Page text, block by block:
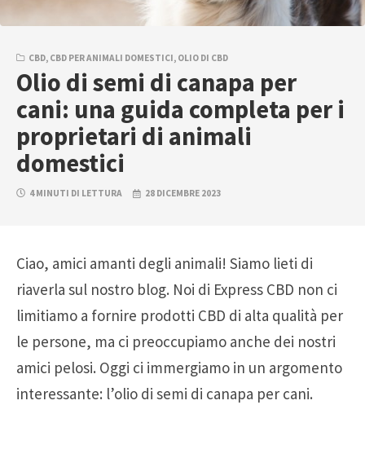
CBD, CBD PER ANIMALI DOMESTICI, OLIO DI CBD
Olio di semi di canapa per
cani: una guida completa per i
proprietari di animali
domestici
4 MINUTI DI LETTURA 28 DICEMBRE 2023
Ciao, amici amanti degli animali! Siamo lieti di
riaverla sul nostro blog. Noi di Express CBD non ci
limitiamo a fornire prodotti CBD di alta qualità per
le persone, ma ci preoccupiamo anche dei nostri
amici pelosi. Oggi ci immergiamo in un argomento
interessante: l’olio di semi di canapa per cani.